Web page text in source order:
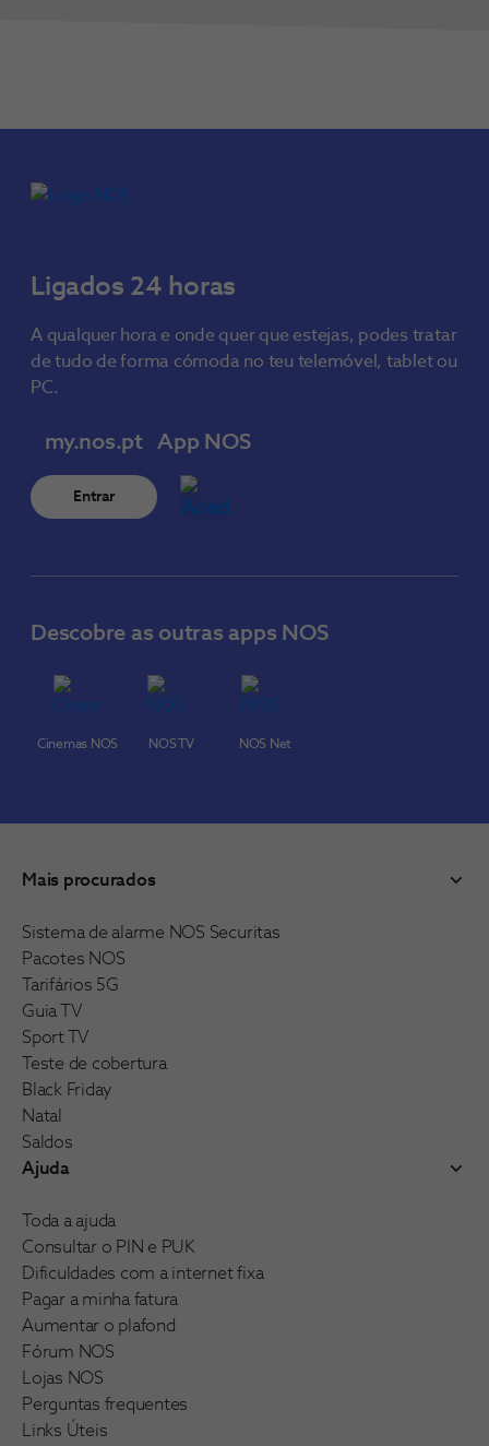
Ligados 24 horas
A qualquer hora e onde quer que estejas, podes tratar
de tudo de forma cómoda no teu telemóvel, tablet ou
PC.
my.nos.pt
Entrar
App NOS
Descobre as outras apps NOS
Cinemas NOS NOS TV NOS Net
Mais procurados
Sistema de alarme NOS Securitas
Pacotes NOS
Tarifários 5G
Guia TV
Sport TV
Teste de cobertura
Black Friday
Natal
Saldos
Ajuda
Toda a ajuda
Consultar o PIN e PUK
Dificuldades com a internet fixa
Pagar a minha fatura
Aumentar o plafond
Fórum NOS
Lojas NOS
Perguntas frequentes
Links Úteis